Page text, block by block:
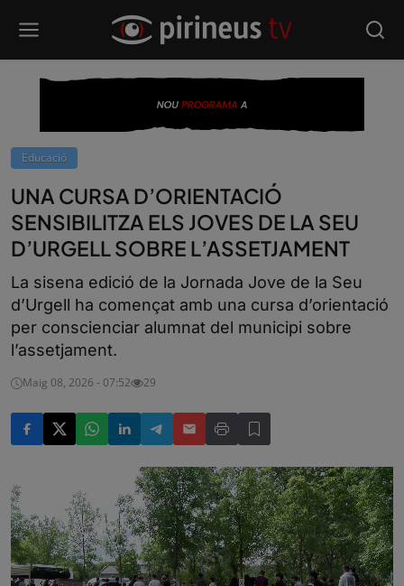
Educació
UNA CURSA D’ORIENTACIÓ
SENSIBILITZA ELS JOVES DE LA SEU
D’URGELL SOBRE L’ASSETJAMENT
La sisena edició de la Jornada Jove de la Seu
d’Urgell ha començat amb una cursa d’orientació
per conscienciar alumnat del municipi sobre
l’assetjament.
Maig 08, 2026 - 07:52 29